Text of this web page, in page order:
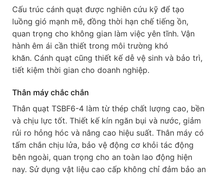
Cấu trúc cánh quạt được nghiên cứu kỹ để tạo
luồng gió mạnh mẽ, đồng thời hạn chế tiếng ồn,
quan trọng cho không gian làm việc yên tĩnh. Vận
hành êm ái cần thiết trong môi trường khó
khăn. Cánh quạt cũng thiết kế dễ vệ sinh và bảo trì,
tiết kiệm thời gian cho doanh nghiệp.
Thân máy chắc chắn
Thân quạt TSBF6-4 làm từ thép chất lượng cao, bền
và chịu lực tốt. Thiết kế kín ngăn bụi và nước, giảm
rủi ro hỏng hóc và nâng cao hiệu suất. Thân máy có
tấm chắn chịu lửa, bảo vệ động cơ khỏi tác động
bên ngoài, quan trọng cho an toàn lao động hiện
nay. Sử dụng vật liệu cao cấp không chỉ đảm bảo an